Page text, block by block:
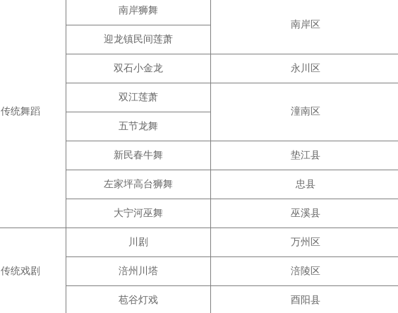
传统舞蹈
南岸狮舞
南岸区
迎龙镇民间莲萧
双石小金龙 永川区
双江莲萧
潼南区
五节龙舞
新民春牛舞 垫江县
左家坪高台狮舞 忠县
大宁河巫舞 巫溪县
传统戏剧
川剧 万州区
涪州川塔 涪陵区
苞谷灯戏 酉阳县